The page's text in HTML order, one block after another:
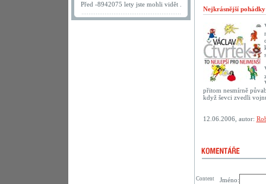
Před -8942075 lety jste mohli vidět .
Nejkrásnější
přitom nesmírně
když ševci zvedli
12.06.2006, autor:
Jméno:
Content